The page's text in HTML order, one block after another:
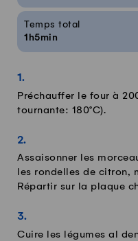
Temps total
1h5min
Préchauffer le four à
tournante: 180°C).
Assaisonner les
les rondelles de citron,
Répartir sur la plaque
Cuire les légumes al